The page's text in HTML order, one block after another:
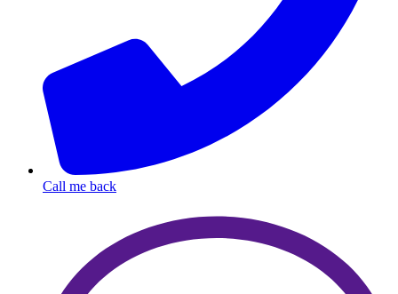
Call me back